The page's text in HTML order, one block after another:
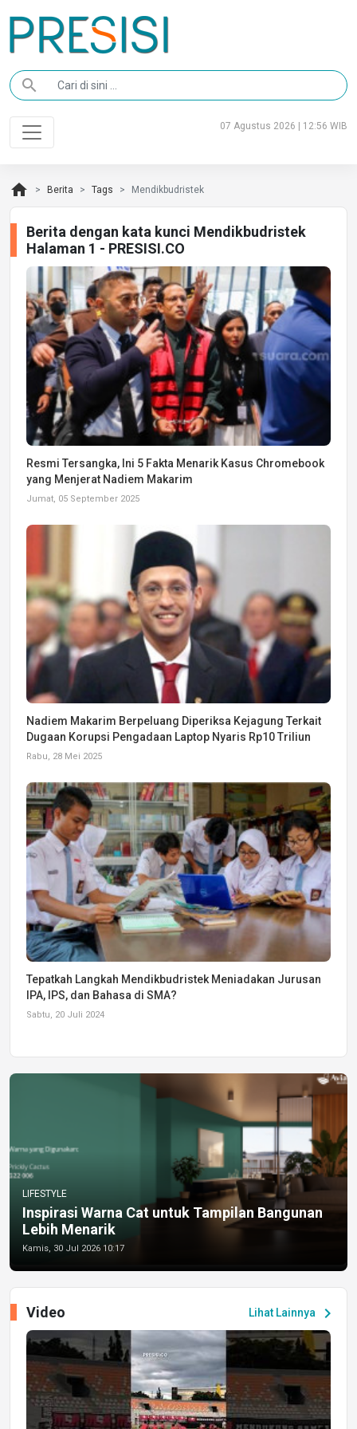
search
07 Agustus 2026 | 12:56 WIB
home Berita Tags Mendikbudristek
Berita dengan kata kunci Mendikbudristek
Halaman 1 - PRESISI.CO
Resmi Tersangka, Ini 5 Fakta Menarik Kasus Chromebook
yang Menjerat Nadiem Makarim
Jumat, 05 September 2025
Nadiem Makarim Berpeluang Diperiksa Kejagung Terkait
Dugaan Korupsi Pengadaan Laptop Nyaris Rp10 Triliun
Rabu, 28 Mei 2025
Tepatkah Langkah Mendikbudristek Meniadakan Jurusan
IPA, IPS, dan Bahasa di SMA?
Sabtu, 20 Juli 2024
LIFESTYLE
Inspirasi Warna Cat untuk Tampilan Bangunan
Lebih Menarik
Kamis, 30 Jul 2026 10:17
Lihat Lainnya chevron_right
Video